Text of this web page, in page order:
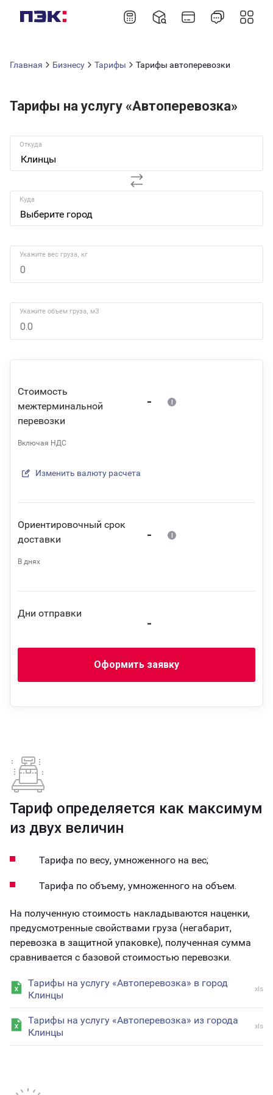
Главная Бизнесу Тарифы Тарифы автоперевозки
Тарифы на услугу «Автоперевозка»
Откуда
Клинцы
Куда
Укажите вес груза, кг
Укажите объем груза, м3
Стоимость
межтерминальной
перевозки
Включая НДС
-
Изменить валюту расчета
Ориентировочный срок
доставки
В днях
-
Дни отправки
-
Оформить заявку
Тариф определяется как максимум
из двух величин
Тарифа по весу, умноженного на вес;
Тарифа по объему, умноженного на объем.
На полученную стоимость накладываются наценки,
предусмотренные свойствами груза (негабарит,
перевозка в защитной упаковке), полученная сумма
сравнивается с базовой стоимостью перевозки.
Тарифы на услугу «Автоперевозка» в город
Клинцы
xls
Тарифы на услугу «Автоперевозка» из города
Клинцы
xls